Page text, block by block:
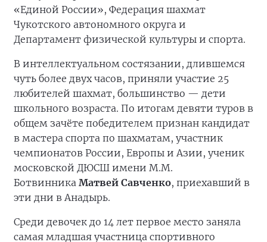
«Единой России», Федерация шахмат
Чукотского автономного округа и
Департамент физической культуры и спорта.
В интеллектуальном состязании, длившемся
чуть более двух часов, приняли участие 25
любителей шахмат, большинство — дети
школьного возраста. По итогам девяти туров в
общем зачёте победителем признан кандидат
в мастера спорта по шахматам, участник
чемпионатов России, Европы и Азии, ученик
московской ДЮСШ имени М.М.
Ботвинника Матвей Савченко, приехавший в
эти дни в Анадырь.
Среди девочек до 14 лет первое место заняла
самая младшая участница спортивного